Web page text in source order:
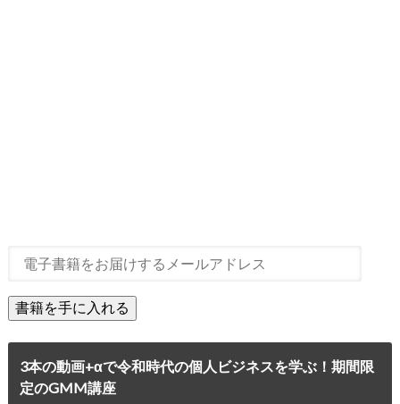
3本の動画+αで令和時代の個人ビジネスを学ぶ！期間限
定のGMM講座